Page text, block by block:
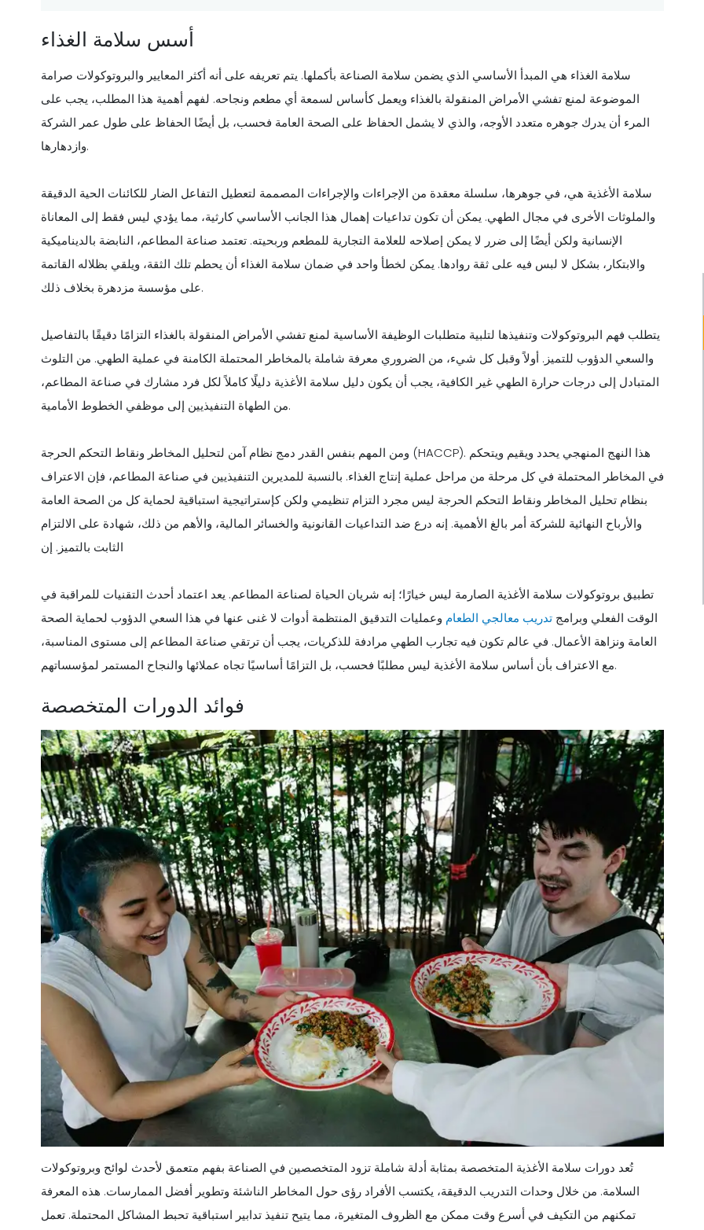
أسس سلامة الغذاء
سلامة الغذاء هي المبدأ الأساسي الذي يضمن سلامة الصناعة بأكملها. يتم تعريفه على أنه أكثر المعايير والبروتوكولات صرامة
الموضوعة لمنع تفشي الأمراض المنقولة بالغذاء ويعمل كأساس لسمعة أي مطعم ونجاحه. لفهم أهمية هذا المطلب، يجب على
المرء أن يدرك جوهره متعدد الأوجه، والذي لا يشمل الحفاظ على الصحة العامة فحسب، بل أيضًا الحفاظ على طول عمر الشركة
وازدهارها.
سلامة الأغذية هي، في جوهرها، سلسلة معقدة من الإجراءات والإجراءات المصممة لتعطيل التفاعل الضار للكائنات الحية الدقيقة
والملوثات الأخرى في مجال الطهي. يمكن أن تكون تداعيات إهمال هذا الجانب الأساسي كارثية، مما يؤدي ليس فقط إلى المعاناة
الإنسانية ولكن أيضًا إلى ضرر لا يمكن إصلاحه للعلامة التجارية للمطعم وربحيته. تعتمد صناعة المطاعم، النابضة بالديناميكية
والابتكار، بشكل لا لبس فيه على ثقة روادها. يمكن لخطأ واحد في ضمان سلامة الغذاء أن يحطم تلك الثقة، ويلقي بظلاله القاتمة
على مؤسسة مزدهرة بخلاف ذلك.
يتطلب فهم البروتوكولات وتنفيذها لتلبية متطلبات الوظيفة الأساسية لمنع تفشي الأمراض المنقولة بالغذاء التزامًا دقيقًا بالتفاصيل
والسعي الدؤوب للتميز. أولاً وقبل كل شيء، من الضروري معرفة شاملة بالمخاطر المحتملة الكامنة في عملية الطهي. من التلوث
المتبادل إلى درجات حرارة الطهي غير الكافية، يجب أن يكون دليل سلامة الأغذية دليلًا كاملاً لكل فرد مشارك في صناعة المطاعم،
من الطهاة التنفيذيين إلى موظفي الخطوط الأمامية.
ومن المهم بنفس القدر دمج نظام آمن لتحليل المخاطر ونقاط التحكم الحرجة (HACCP). هذا النهج المنهجي يحدد ويقيم ويتحكم
في المخاطر المحتملة في كل مرحلة من مراحل عملية إنتاج الغذاء. بالنسبة للمديرين التنفيذيين في صناعة المطاعم، فإن الاعتراف
بنظام تحليل المخاطر ونقاط التحكم الحرجة ليس مجرد التزام تنظيمي ولكن كإستراتيجية استباقية لحماية كل من الصحة العامة
والأرباح النهائية للشركة أمر بالغ الأهمية. إنه درع ضد التداعيات القانونية والخسائر المالية، والأهم من ذلك، شهادة على الالتزام
الثابت بالتميز. إن
تطبيق بروتوكولات سلامة الأغذية الصارمة ليس خيارًا؛ إنه شريان الحياة لصناعة المطاعم. يعد اعتماد أحدث التقنيات للمراقبة في
الوقت الفعلي وبرامج تدريب معالجي الطعام وعمليات التدقيق المنتظمة أدوات لا غنى عنها في هذا السعي الدؤوب لحماية الصحة
العامة ونزاهة الأعمال. في عالم تكون فيه تجارب الطهي مرادفة للذكريات، يجب أن ترتقي صناعة المطاعم إلى مستوى المناسبة،
مع الاعتراف بأن أساس سلامة الأغذية ليس مطلبًا فحسب، بل التزامًا أساسيًا تجاه عملائها والنجاح المستمر لمؤسساتهم.
فوائد الدورات المتخصصة
تُعد دورات سلامة الأغذية المتخصصة بمثابة أدلة شاملة تزود المتخصصين في الصناعة بفهم متعمق لأحدث لوائح وبروتوكولات
السلامة. من خلال وحدات التدريب الدقيقة، يكتسب الأفراد رؤى حول المخاطر الناشئة وتطوير أفضل الممارسات. هذه المعرفة
تمكنهم من التكيف في أسرع وقت ممكن مع الظروف المتغيرة، مما يتيح تنفيذ تدابير استباقية تحبط المشاكل المحتملة. تعمل